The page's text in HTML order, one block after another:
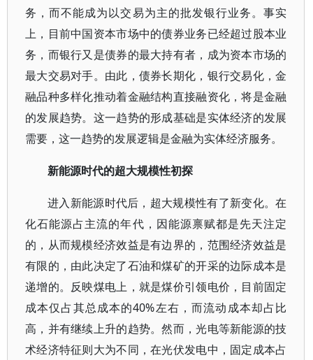
务，而不能成为以交易为主的批发银行业务。事实
上，目前中国资本市场中的债券业务已经超过股本业
务，而银行又是债券的最大持有者，成为资本市场的
最大交易对手。由此，债券长期化，银行交易化，金
融品种多样化推动着金融结构直接融资化，将是金融
的发展趋势。这一趋势的形成基础是实体经济的发展
需要，这一趋势的发展逻辑是金融为实体经济服务。
新能源时代的超大规模性初探
进入新能源时代后，超大规模性有了新变化。在
化石能源占主流的年代，因能源禀赋都是先天注定
的，从而规模经济效益是有边界的，范围经济效益是
有限的，由此决定了石油和煤矿的开采的边际成本是
递增的。反映煤电上，就是煤价引领电价，目前固定
成本仅占其总成本的40%左右，而流动成本却占比
高，并有继续上升的趋势。然而，光电等新能源的技
术经济特征则大为不同，在光伏发电中，固定成本占